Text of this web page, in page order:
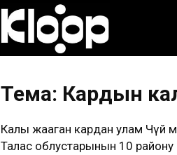
Тема: Кардын
Калың жааган кардан улам Чүй
Талас облустарынын 10 району